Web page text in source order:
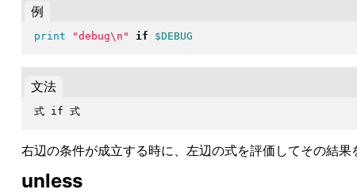
例
print "debug\n " if $DEBUG
文法
式 if 式
右辺の条件が成立する時に、左辺の式を評価してその結
unless